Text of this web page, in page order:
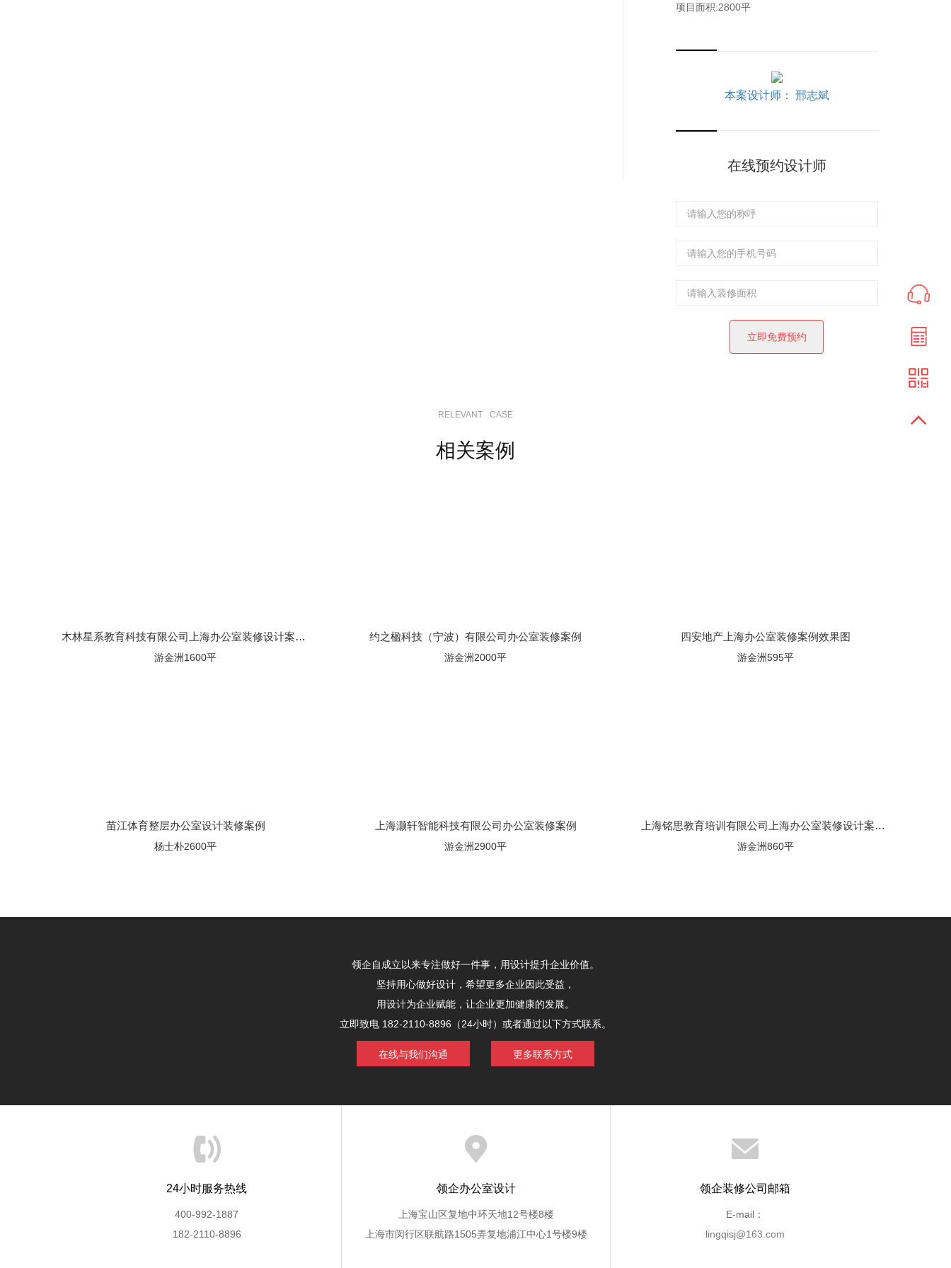
项目面积:2800平
本案设计师： 邢志斌
在线预约设计师
RELEVANT CASE
相关案例
木林星系教育科技有限公司上海办公室装修设计案例效果图
游金洲1600平
约之楹科技（宁波）有限公司办公室装修案例
游金洲2000平
四安地产上海办公室装修案例效果图
游金洲595平
苗江体育整层办公室设计装修案例
杨士朴2600平
上海灏轩智能科技有限公司办公室装修案例
游金洲2900平
上海铭思教育培训有限公司上海办公室装修设计案例效果图
游金洲860平
领企自成立以来专注做好一件事，用设计提升企业价值。
坚持用心做好设计，希望更多企业因此受益，
用设计为企业赋能，让企业更加健康的发展。
立即致电 182-2110-8896（24小时）或者通过以下方式联系。
在线与我们沟通 更多联系方式
24小时服务热线
400-992-1887
182-2110-8896
领企办公室设计
上海宝山区复地中环天地12号楼8楼
上海市闵行区联航路1505弄复地浦江中心1号楼9楼
领企装修公司邮箱
E-mail：
lingqisj@163.com